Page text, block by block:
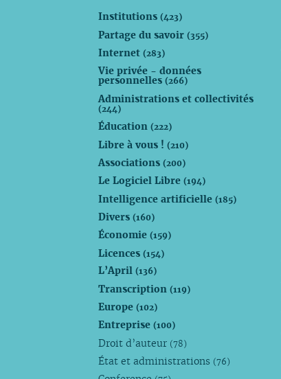
Institutions(423)
Partage du savoir(355)
Internet(283)
Vie privée - données
personnelles(266)
Administrations et collectivités
(244)
Éducation(222)
Libre à vous !(210)
Associations(200)
Le Logiciel Libre(194)
Intelligence artificielle(185)
Divers(160)
Économie(159)
Licences(154)
L’April(136)
Transcription(119)
Europe(102)
Entreprise(100)
Droit d’auteur (78)
État et administrations (76)